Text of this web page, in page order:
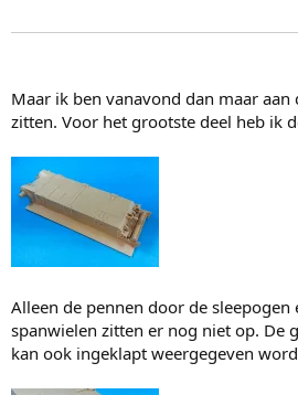
Maar ik ben vanavond dan maar aan
zitten. Voor het grootste deel heb ik
Alleen de pennen door de sleepogen
spanwielen zitten er nog niet op. De
kan ook ingeklapt weergegeven